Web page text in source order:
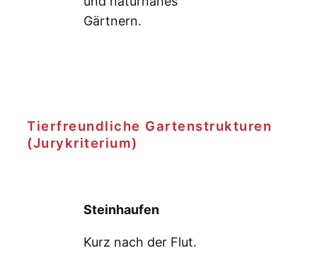
Gärtnern.
Tierfreundliche Gartenstrukturen
(Jurykriterium)
Steinhaufen
Kurz nach der Flut.